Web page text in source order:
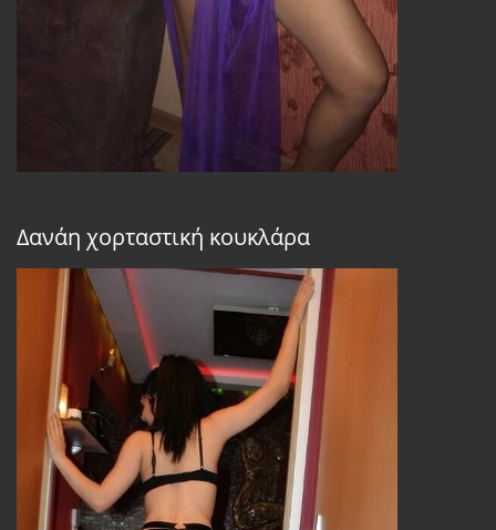
Δανάη χορταστική κουκλάρα